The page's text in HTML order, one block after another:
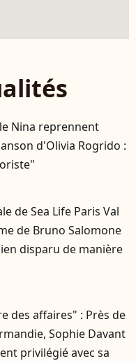
Nina reprennent
d'Olivia Rogrido :
de Sea Life Paris Val
de Bruno Salomone
disparu de manière
des affaires" : Près de
Sophie Davant
privilégié avec sa